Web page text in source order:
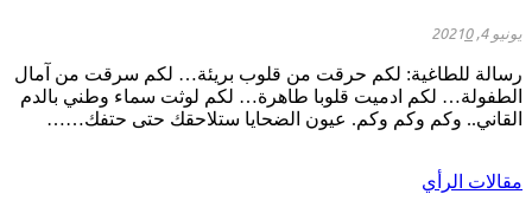
يونيو 4, 2021 0
رسالة للطاغية: لكم حرقت من قلوب بريئة… لكم سرقت من آمال
الطفولة… لكم ادميت قلوبا طاهرة… لكم لوثت سماء وطني بالدم
القاني.. وكم وكم وكم. عيون الضحايا ستلاحقك حتى حتفك……
مقالات الرأي